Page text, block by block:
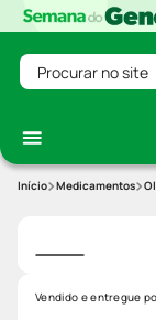
Procurar no site
Medicamentos
Vendido e entregue